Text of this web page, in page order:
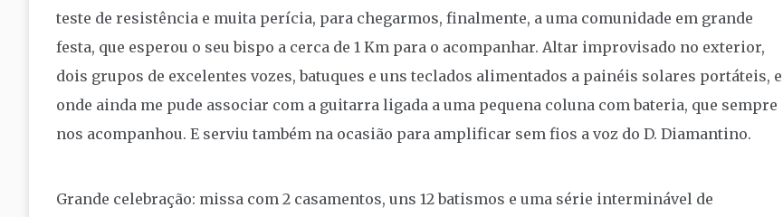
teste de resistência e muita perícia, para chegarmos, finalmente, a uma comunidade em grande
festa, que esperou o seu bispo a cerca de 1 Km para o acompanhar. Altar improvisado no exterior,
dois grupos de excelentes vozes, batuques e uns teclados alimentados a painéis solares portáteis, e
onde ainda me pude associar com a guitarra ligada a uma pequena coluna com bateria, que sempre
nos acompanhou. E serviu também na ocasião para amplificar sem fios a voz do D. Diamantino.
Grande celebração: missa com 2 casamentos, uns 12 batismos e uma série interminável de